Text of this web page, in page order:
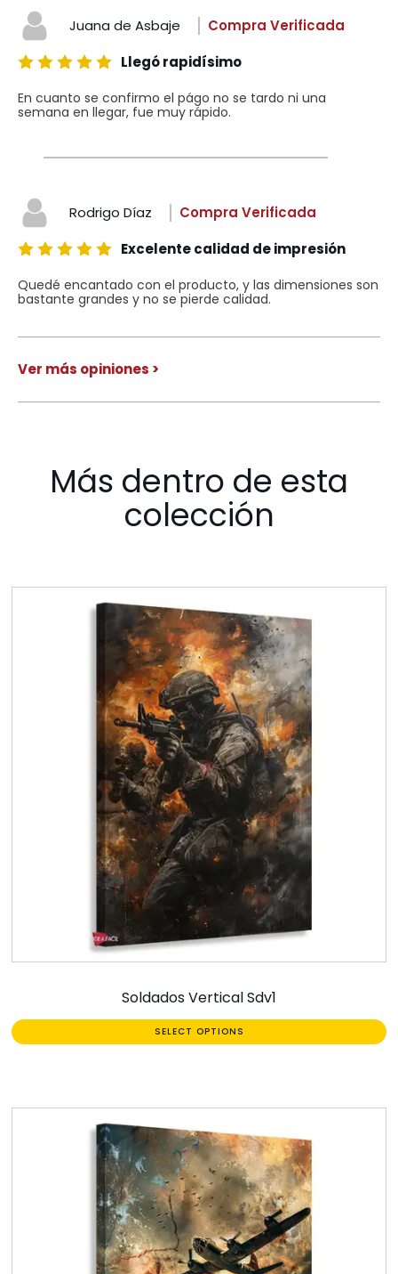
Juana de Asbaje
Compra Verificada
Llegó rapidísimo
En cuanto se confirmo el págo no se tardo ni una
semana en llegar, fue muy rápido.
Rodrigo Díaz
Compra Verificada
Excelente calidad de impresión
Quedé encantado con el producto, y las dimensiones son
bastante grandes y no se pierde calidad.
Ver más opiniones >
Más dentro de esta
colección
Soldados Vertical Sdv1
SELECT OPTIONS